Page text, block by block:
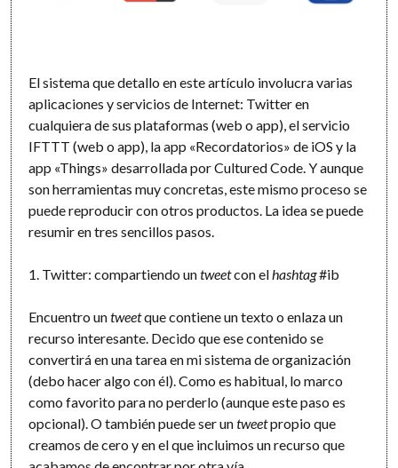
El sistema que detallo en este artículo involucra varias
aplicaciones y servicios de Internet: Twitter en
cualquiera de sus plataformas (web o app), el servicio
IFTTT (web o app), la app «Recordatorios» de iOS y la
app «Things» desarrollada por Cultured Code. Y aunque
son herramientas muy concretas, este mismo proceso se
puede reproducir con otros productos. La idea se puede
resumir en tres sencillos pasos.
1. Twitter: compartiendo untweetcon elhashtag#ib
Encuentro untweetque contiene un texto o enlaza un
recurso interesante. Decido que ese contenido se
convertirá en una tarea en mi sistema de organización
(debo hacer algo con él). Como es habitual, lo marco
como favorito para no perderlo (aunque este paso es
opcional). O también puede ser untweetpropio que
creamos de cero y en el que incluimos un recurso que